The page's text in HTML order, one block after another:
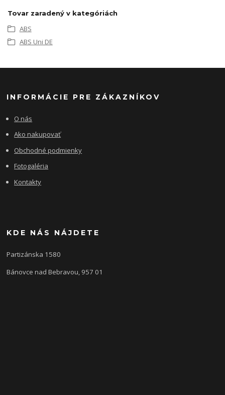
Tovar zaradený v kategóriách
ABS
ABS Uni DE
INFORMÁCIE PRE ZÁKAZNÍKOV
O nás
Ako nakupovať
Obchodné podmienky
Fotogaléria
Kontakty
KDE NÁS NÁJDETE
Partizánska 1580
Bánovce nad Bebravou, 957 01